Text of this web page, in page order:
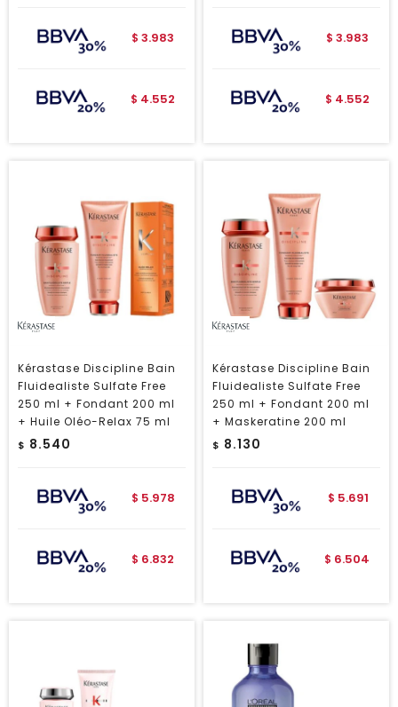
$ 3.983
$ 4.552
$ 3.983
$ 4.552
Kérastase Discipline Bain
Fluidealiste Sulfate Free
250 ml + Fondant 200 ml
+ Huile Oléo-Relax 75 ml
$ 8.540
$ 5.978
$ 6.832
Kérastase Discipline Bain
Fluidealiste Sulfate Free
250 ml + Fondant 200 ml
+ Maskeratine 200 ml
$ 8.130
$ 5.691
$ 6.504